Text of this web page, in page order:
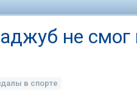
не смог
в спорте